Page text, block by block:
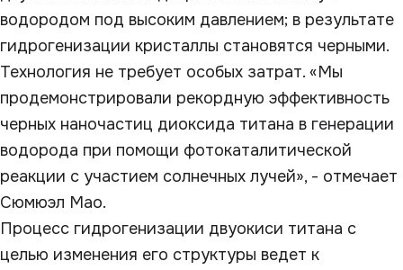
водородом под высоким давлением; в результате
гидрогенизации кристаллы становятся черными.
Технология не требует особых затрат. «Мы
продемонстрировали рекордную эффективность
черных наночастиц диоксида титана в генерации
водорода при помощи фотокаталитической
реакции с участием солнечных лучей», - отмечает
Сюмюэл Мао.
Процесс гидрогенизации двуокиси титана с
целью изменения его структуры ведет к